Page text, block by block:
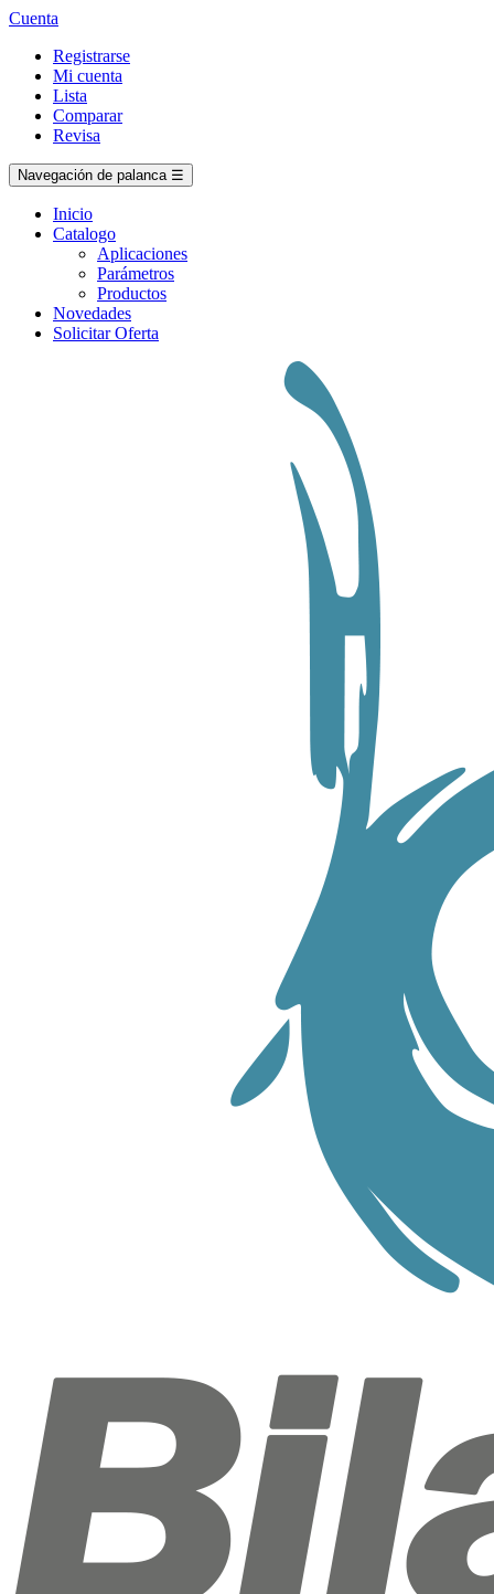
Cuenta
Registrarse
Mi cuenta
Lista
Comparar
Revisa
Navegación de palanca ☰
Inicio
Catalogo
Aplicaciones
Parámetros
Productos
Novedades
Solicitar Oferta